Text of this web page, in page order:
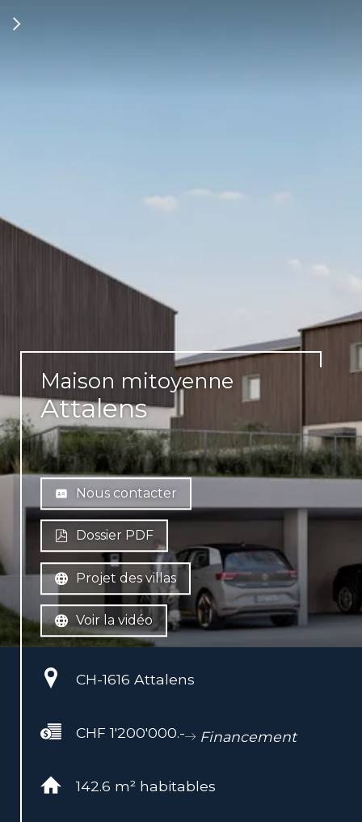
Maison mitoyenne
Attalens
Nous contacter
Dossier PDF
Projet des villas
Voir la vidéo
CH-1616 Attalens
CHF 1'200'000.- Financement
142.6 m² habitables